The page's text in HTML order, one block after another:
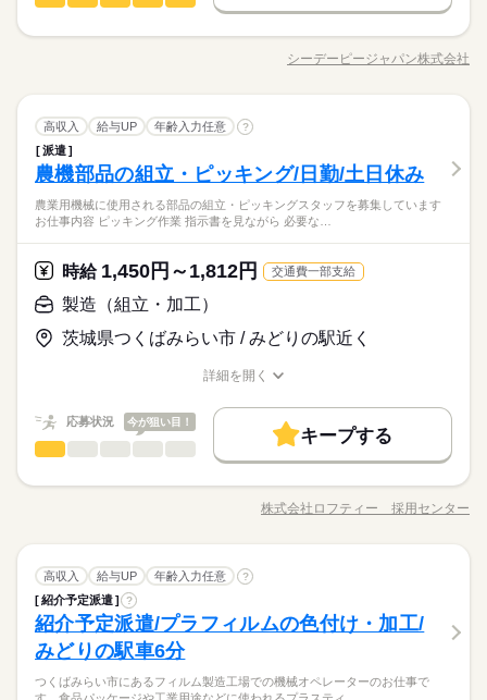
新卒・第二 40代活躍
募集条件
WEB登録
就業時間・曜日
残20未満
家庭都合休可 シフト勤務
働き方・環境
ブランクOK
社会保険制度 研修制度
資格支援
週払い
禁煙・分煙 バイク自転車 車OK
続きを読む
■休憩…60分
■日勤
休日・休暇 土曜 日曜
■土日（GW・夏季・年末年始休暇あり）
■祝日も平日と同様の扱いで出勤日
■休日出勤…ほぼなし
働く人の待遇向上 基本特徴
交通費 主婦・主夫 履歴書不要 WEB登録
就業時間・曜日 残20未満 家庭都合休可
働き方・環境
ブランクOK 社会保険制度 研修制度
資格支援
週払い
禁煙・分煙 バイク自転車 車OK
【給与備考】 ・時間外：時給1875円 ・休出時：時給1975円 週
月15日払い ※銀行振り込み ※土日祝の場合は前倒し 【月収
例】 月収251、250円 （20日稼働、残業10h） 【交通費備考】 1
期間・時間
08：00～16：45
■残業…月0～10時間程
■休憩…60分
■日勤
休日・休暇 土曜 日曜
■土日（GW・夏季・年末年始休暇あり）
■祝日も平日と同様の扱いで出勤日
男女の割合 男性
みんなで
職場の様子 しずか
業界
有名企業でお仕事！時給2000円！特典最大60万円！寮費無料
赴任支援費も支給【農機具の製造】
お仕事の特徴
基本特徴
未経験OK
募集条件
履歴書不要 WEB登録
就業時間・曜日
家庭都合休可
シフト勤務
働き方・環境
ブランクOK
社会保険制度 研修制度
資格支援
週払い
禁煙・分煙
続きを読む
見ながら部品を仕分けたりする 簡単な軽作業などをお任せしま
す♪ 配属部署によって、 インパクトレンチでの本体組立や、 塗
に 適性検査がありますので、 「希望の職種が特にない」 という
未経験の方も大歓迎です☆
応募資格
≪未経験者大歓迎！≫ 工場で働いた経験のない方でもしっかり
サポート！ 充実した教育プログラム（部署配属前研修）がある
ので安心して働けます。 現在就業中の20代・30代のスタッフも
未経験スタートから活躍しています！ --採用強化中！-- 8月の入
社日 3日（月）・24日（月）
給与 時給 2,000円～2,500円
【給与備考】 ■時間外時給 2500円 ■休出時給 2500円 ■深夜時給
振り込み ※土日祝の場合は前倒し 試用期間は1ヶ月となります
月収例400,000円以上（21日勤務、残業20H、休出2回） 【交通
費備考】 支給（会社規定による）・・・上限24、000円続きを読む
08：00～16：30 20：00～04：30 （1）8：00～16：30 （2）2
の場合あり） 配属先により勤務時間変動有 □日勤専属（8：00～
16：30） □2交替（日勤8：00～16：30、夜勤20：00～4：30の
交替制）
続きを読む
休日・休暇 土曜 日曜
詳しい募集要項をすべて見る
応募する
職種/応募資格 給与/時間/休日
男女の割合 男性
仕事の仕方 ひとりで みんなで
職場の様子 しずか にぎやか
続きを読む
業界 その他
【即入寮OK】土・日休みでプライベート◎
働く人の待遇向上 基本特徴
40代活躍 募集条件
交通費 主婦・主夫 履歴書不要 WEB登録
就業時間・曜日 家庭都合休可
ブランクOK
週払い
禁煙・分煙 バイク自転車 車OK 寮・社宅
職種 製造（組立・加工）
★農業用車両の製造スタッフ★ 工具でねじを締めたり、 伝票を
見ながら部品を仕分けたりする 簡単な軽作業などをお任せしま
す♪ 配属部署によって、 インパクトレンチでの本体組立や、 塗
装ラインでのフック掛け下ろし、 加工マシンのボタン操作・検
未経験の方も大歓迎です☆
応募資格
≪未経験者大歓迎！≫ 工場で働いた経験のない方でもしっかり
サポート！ 充実した教育プログラム（部署配属前研修）がある
ので安心して働けます。 現在就業中の20代・30代のスタッフも
未経験スタートから活躍しています！ --採用強化中！-- 8月の入
社日 3日（月）・24日（月）
続きを読む
時給 2,000円～2,500円
2500円 締め日：月末 支払い日：締め日の翌月15日払い※銀行
費備考】 支給（会社規定による）・・・上限24、000円
期間・時間 長期
0：00～4：30 【休憩】 45分 【残業】 2.0H／日（繁忙期は3.0H
応募する
シーデーピージャパン株式会社
高収入 給与UP 年齢入力任意 ?
派遣
農機部品の組立・ピッキング/日勤/土日休み
農業用機械に使用される部品の組立・ピッキングスタッフを募集しています
お仕事内容 ピッキング作業 指示書を見ながら 必要な…
時給 1,450円～1,812円 交通費一部支給
製造（組立・加工）
茨城県つくばみらい市 / みどりの駅近く
男女の割合 男性
みんなで
職場の様子 しずか
業界 その他
【日払いOK】履歴書不要なので手間もなくすぐに働き始められ
製造（組立・加工）
に使用される 部品の組立・ピッキングスタッフを募集していま
す。 【お仕事内容】 ・ピッキング作業 → 指示書を見ながら、
部品の仕分けや準備、 作業エリアの整理整頓などを行いま
す。 作業は決められた手順に沿って進めるため、 難しい作業は
ありません◎ 未経験の方でも、 先輩スタッフが丁寧に教えてく
れるので安心です！ コツコツ・モクモク作業が好きな方や、 体
を動かす仕事がしたい方にピッタリ★
応募資格
資格：不問
詳細を開く
応募状況 今が狙い目！
キープする
職種/応募資格 給与/時間/休日
男女の割合 男性
仕事の仕方 ひとりで みんなで
職場の様子 しずか にぎやか
職種 製造（組立・加工）
＼ 未経験OK！シンプル作業で安心スタート♪ ／ 農業用機械
に使用される 部品の組立・ピッキングスタッフを募集していま
す。 【お仕事内容】 ・ピッキング作業 → 指示書を見ながら、
必要な部品を棚から集めていきます。 ・組立作業 → 工具を使
用して、 農機具の部品を組み立てていきます。 ・付帯業務 →
続きを読む
株式会社ロフティー 採用センター
高収入 給与UP 年齢入力任意 ?
紹介予定派遣 ?
紹介予定派遣/プラフィルムの色付け・加工/
みどりの駅車6分
つくばみらい市にあるフィルム製造工場での機械オペレーターのお仕事で